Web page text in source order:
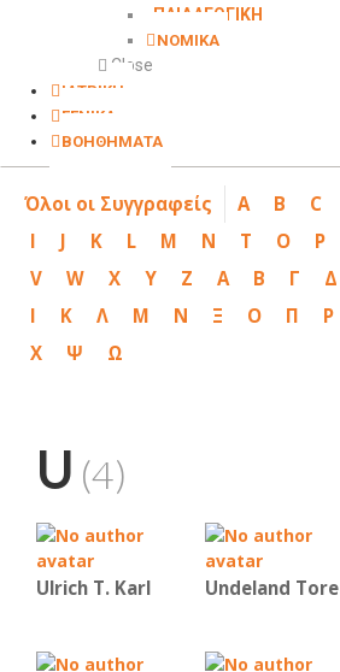
ΠΑΙΔΑΓΩΓΙΚΗ
ΝΟΜΙΚΑ
Close
ΙΑΤΡΙΚΗ
ΓΕΝΙΚΑ
ΒΟΗΘΗΜΑΤΑ
Όλοι οι Συγγραφείς A B C
I
J K L M N T O P
V
W X Y Z Α Β Γ Δ
Ι
Κ Λ Μ Ν Ξ Ο Π Ρ
Χ
Ψ Ω
U (4)
Ulrich T. Karl Undeland Tore